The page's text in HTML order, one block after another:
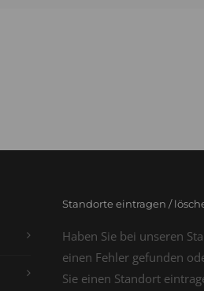
Standorte eintragen /
Haben Sie bei unseren
einen Fehler gefunden
Sie einen Standort